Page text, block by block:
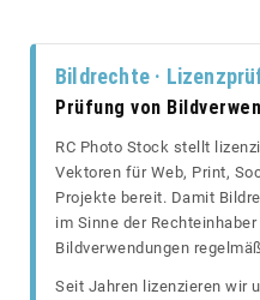
Bildrechte ·
Prüfung von
RC Photo Stock stellt
Vektoren für Web, Print,
Projekte bereit. Damit
im Sinne der
Bildverwendungen
Seit Jahren lizenzieren wir